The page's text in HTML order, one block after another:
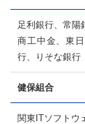
足利銀行、常陽
商工中金、東
行、りそな銀行
健保組合
関東ITソフトウ